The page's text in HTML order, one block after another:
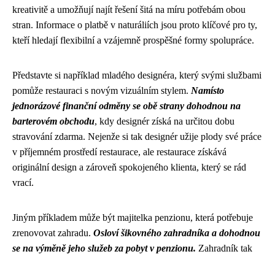
kreativitě a umožňují najít řešení šitá na míru potřebám obou
stran. Informace o platbě v naturáliích jsou proto klíčové pro ty,
kteří hledají flexibilní a vzájemně prospěšné formy spolupráce.
Představte si například mladého designéra, který svými službami
pomůže restauraci s novým vizuálním stylem. Namísto
jednorázové finanční odměny se obě strany dohodnou na
barterovém obchodu, kdy designér získá na určitou dobu
stravování zdarma. Nejenže si tak designér užije plody své práce
v příjemném prostředí restaurace, ale restaurace získává
originální design a zároveň spokojeného klienta, který se rád
vrací.
Jiným příkladem může být majitelka penzionu, která potřebuje
zrenovovat zahradu. Osloví šikovného zahradníka a dohodnou
se na výměně jeho služeb za pobyt v penzionu. Zahradník tak